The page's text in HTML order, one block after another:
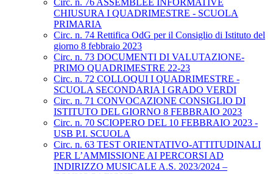
Circ. n. 76 ASSEMBLEE INFORMATIVE
CHIUSURA I QUADRIMESTRE - SCUOLA
PRIMARIA
Circ. n. 74 Rettifica OdG per il Consiglio di Istituto del
giorno 8 febbraio 2023
Circ. n. 73 DOCUMENTI DI VALUTAZIONE-
PRIMO QUADRIMESTRE 22-23
Circ. n. 72 COLLOQUI I QUADRIMESTRE -
SCUOLA SECONDARIA I GRADO VERDI
Circ. n. 71 CONVOCAZIONE CONSIGLIO DI
ISTITUTO DEL GIORNO 8 FEBBRAIO 2023
Circ. n. 70 SCIOPERO DEL 10 FEBBRAIO 2023 -
USB P.I. SCUOLA
Circ. n. 63 TEST ORIENTATIVO-ATTITUDINALI
PER L’AMMISSIONE AI PERCORSI AD
INDIRIZZO MUSICALE A.S. 2023/2024 –